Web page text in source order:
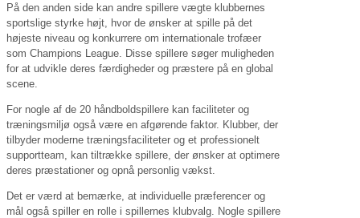
På den anden side kan andre spillere vægte klubbernes
sportslige styrke højt, hvor de ønsker at spille på det
højeste niveau og konkurrere om internationale trofæer
som Champions League. Disse spillere søger muligheden
for at udvikle deres færdigheder og præstere på en global
scene.
For nogle af de 20 håndboldspillere kan faciliteter og
træningsmiljø også være en afgørende faktor. Klubber, der
tilbyder moderne træningsfaciliteter og et professionelt
supportteam, kan tiltrække spillere, der ønsker at optimere
deres præstationer og opnå personlig vækst.
Det er værd at bemærke, at individuelle præferencer og
mål også spiller en rolle i spillernes klubvalg. Nogle spillere